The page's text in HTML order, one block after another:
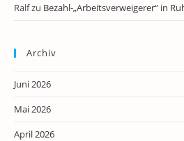
Ralfzu Bezahl-„Arbeitsverweigerer“ in
Archiv
Juni 2026
Mai 2026
April 2026